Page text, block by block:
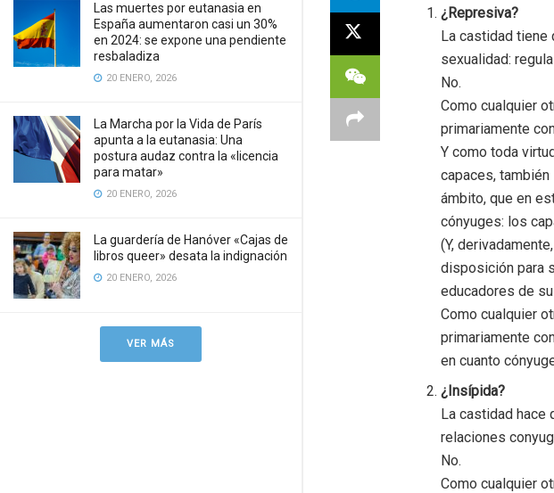
Las muertes por eutanasia en
España aumentaron casi un 30%
en 2024: se expone una pendiente
resbaladiza
20 ENERO, 2026
La Marcha por la Vida de París
apunta a la eutanasia: Una
postura audaz contra la «licencia
para matar»
20 ENERO, 2026
La guardería de Hanóver «Cajas de
libros queer» desata la indignación
20 ENERO, 2026
VER MÁS
¿Represiva?
La castidad tiene
sexualidad:
No.
Como cualquier
primariamente
Y como toda
capaces, también
ámbito, que en
cónyuges: los
(Y,
disposición para
educadores de
Como cualquier
primariamente
en cuanto
¿Insípida?
La castidad hace
relaciones
No.
Como cualquier